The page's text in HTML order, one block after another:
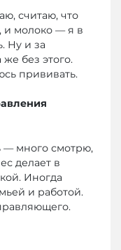
считаю, что
и молоко — я в
Ну и за
без этого.
прививать.
много смотрю,
делает в
Иногда
и работой.